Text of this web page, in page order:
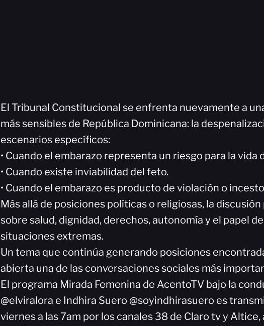
El Tribunal Constitucional se enfrenta nuevamente a
más sensibles de República Dominicana: la
escenarios específicos:
• Cuando el embarazo representa un riesgo para la vida
• Cuando existe inviabilidad del feto.
• Cuando el embarazo es producto de violación o
Más allá de posiciones políticas o religiosas, la
sobre salud, dignidad, derechos, autonomía y el papel
situaciones extremas.
Un tema que continúa generando posiciones
abierta una de las conversaciones sociales más
El programa Mirada Femenina de AcentoTV bajo la
@elviralora e Indhira Suero @soyindhirasuero es
viernes a las 7am por los canales 38 de Claro tv y